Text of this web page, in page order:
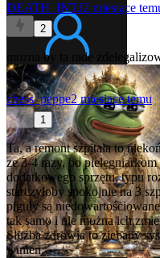
DEATH_INTJ2 miesiące
2
mozna by ta rade
chess_peppe2 miesiące temu
1
Ta, a remont szpitala to
ze 3-4 razy, bo
dodatkowego sprzętu, typu
starczyłoby spokojnie na 3
piguły są
tak samo i nie można ich
Służba zdrowia to zjebany
winien.